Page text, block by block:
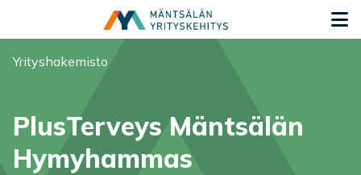
Olet tässä:
Yrityshakemisto
PlusTerveys Mäntsälän
Hymyhammas